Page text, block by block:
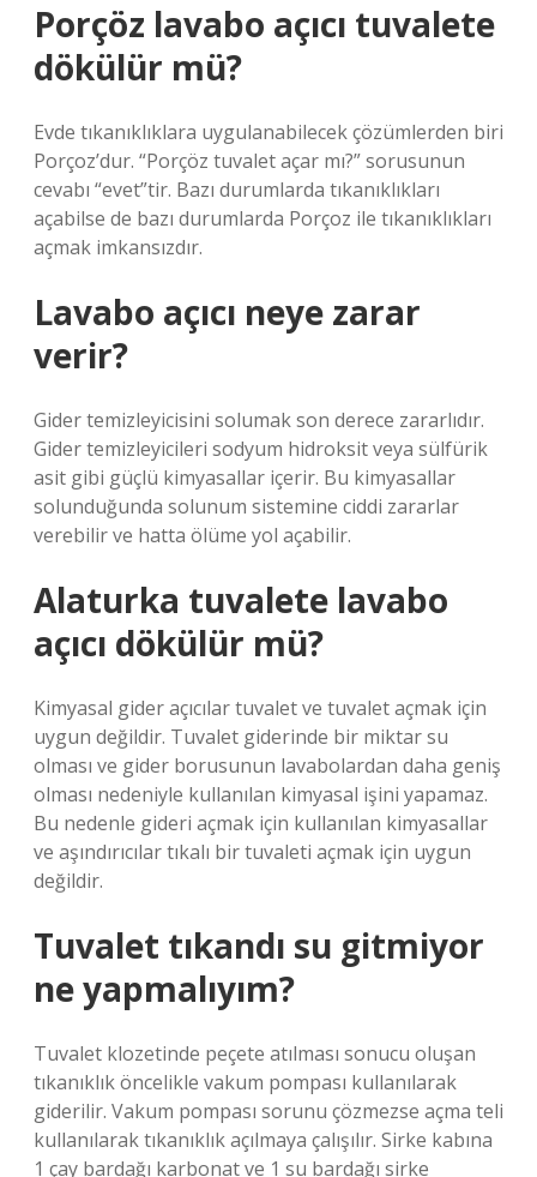
Porçöz lavabo açıcı tuvalete
dökülür mü?
Evde tıkanıklıklara uygulanabilecek çözümlerden biri
Porçoz’dur. “Porçöz tuvalet açar mı?” sorusunun
cevabı “evet”tir. Bazı durumlarda tıkanıklıkları
açabilse de bazı durumlarda Porçoz ile tıkanıklıkları
açmak imkansızdır.
Lavabo açıcı neye zarar
verir?
Gider temizleyicisini solumak son derece zararlıdır.
Gider temizleyicileri sodyum hidroksit veya sülfürik
asit gibi güçlü kimyasallar içerir. Bu kimyasallar
solunduğunda solunum sistemine ciddi zararlar
verebilir ve hatta ölüme yol açabilir.
Alaturka tuvalete lavabo
açıcı dökülür mü?
Kimyasal gider açıcılar tuvalet ve tuvalet açmak için
uygun değildir. Tuvalet giderinde bir miktar su
olması ve gider borusunun lavabolardan daha geniş
olması nedeniyle kullanılan kimyasal işini yapamaz.
Bu nedenle gideri açmak için kullanılan kimyasallar
ve aşındırıcılar tıkalı bir tuvaleti açmak için uygun
değildir.
Tuvalet tıkandı su gitmiyor
ne yapmalıyım?
Tuvalet klozetinde peçete atılması sonucu oluşan
tıkanıklık öncelikle vakum pompası kullanılarak
giderilir. Vakum pompası sorunu çözmezse açma teli
kullanılarak tıkanıklık açılmaya çalışılır. Sirke kabına
1 çay bardağı karbonat ve 1 su bardağı sirke